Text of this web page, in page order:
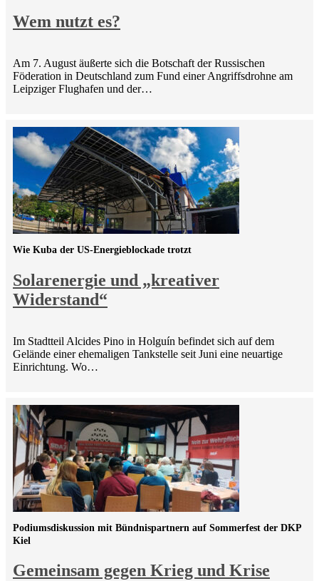
Wem nutzt es?
Am 7. August äußerte sich die Botschaft der Russischen
Föderation in Deutschland zum Fund einer Angriffsdrohne am
Leipziger Flughafen und der…
Solarenergie und „kreativer
Widerstand“
Wie Kuba der US-Energieblockade trotzt
Im Stadtteil Alcides Pino in Holguín befindet sich auf dem
Gelände einer ehemaligen Tankstelle seit Juni eine neuartige
Einrichtung. Wo…
Gemeinsam gegen Krieg und Krise
Podiumsdiskussion mit Bündnispartnern auf Sommerfest der DKP
Kiel